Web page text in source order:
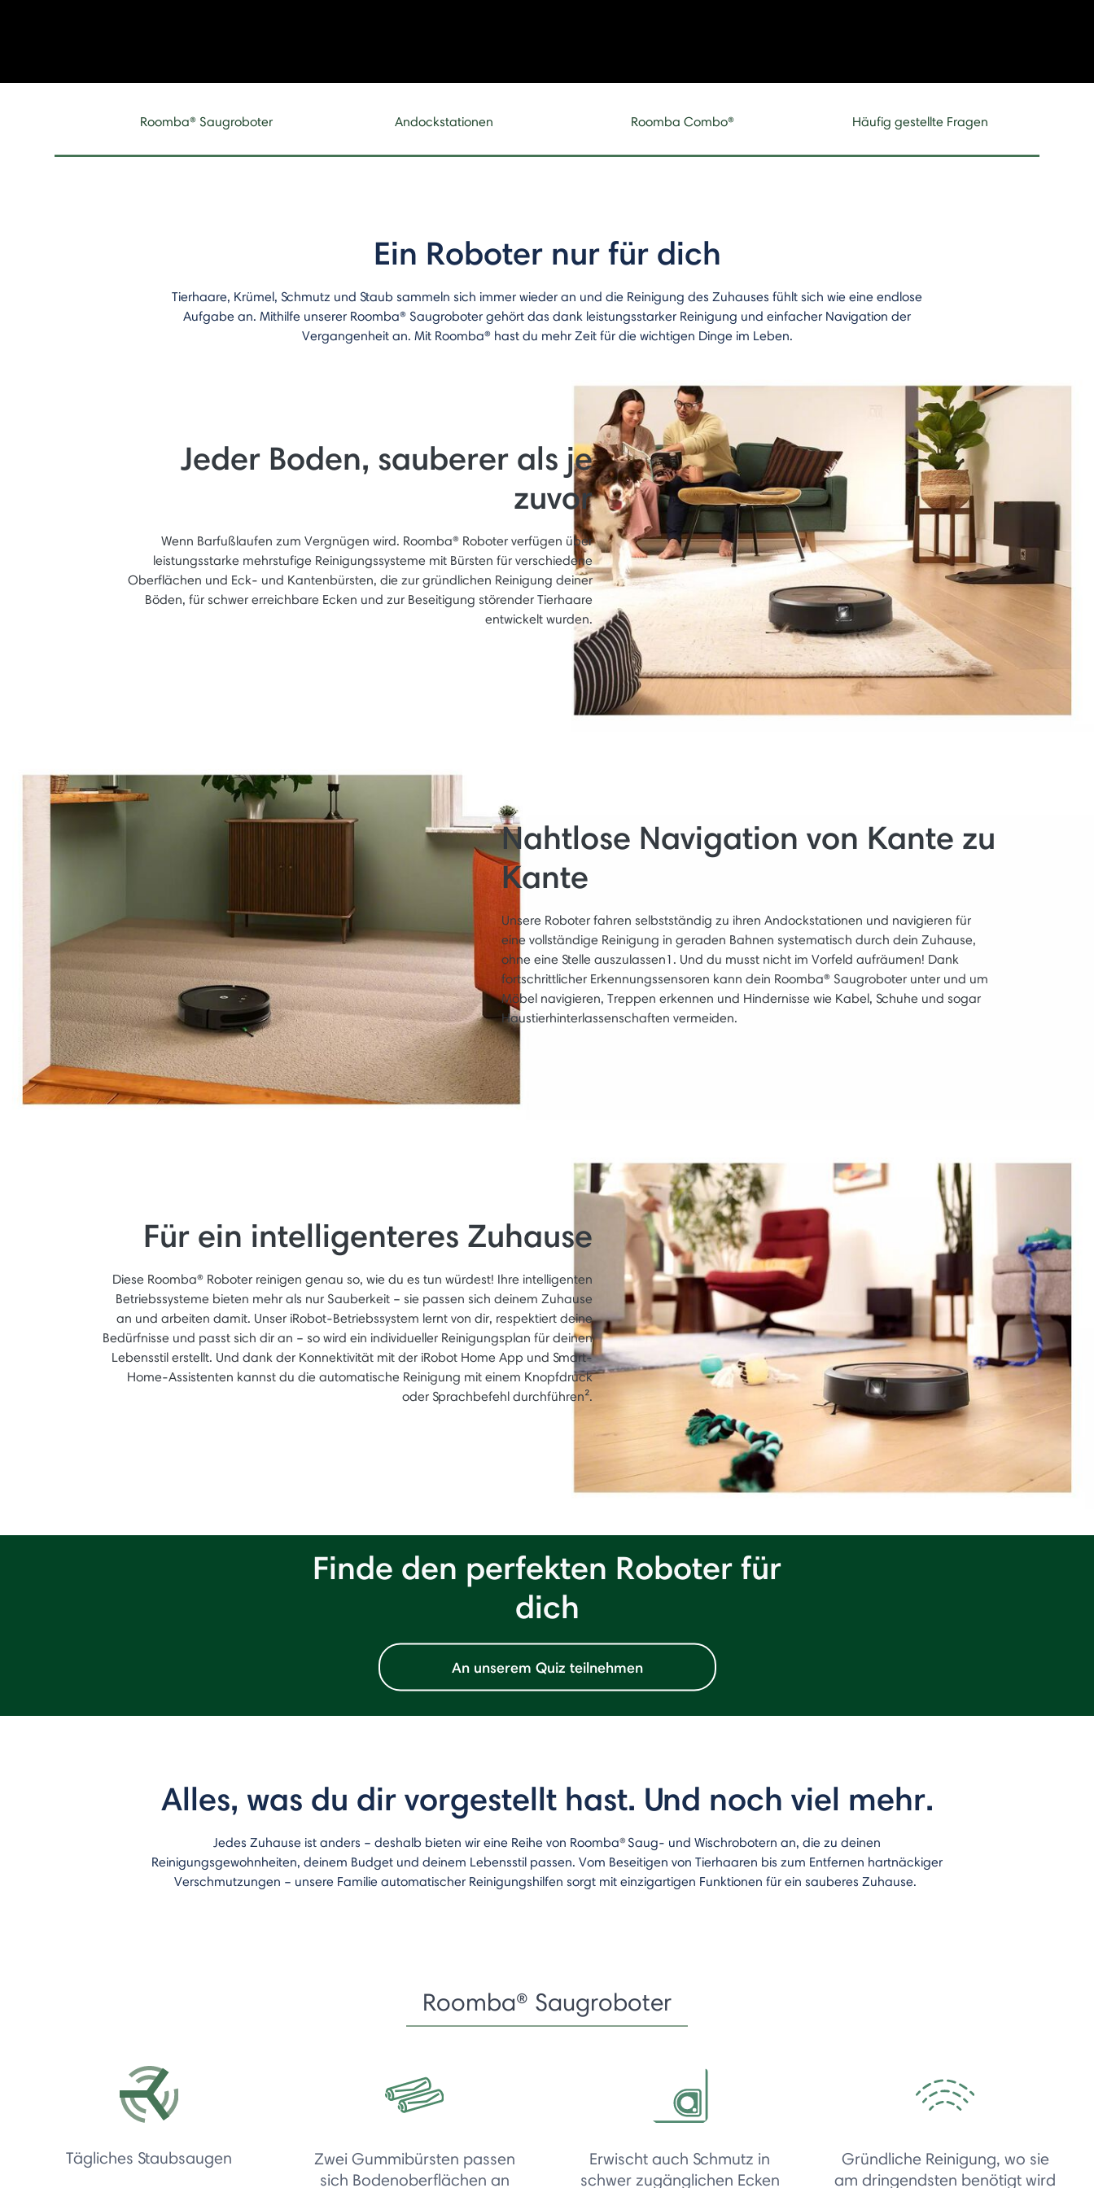
Roomba® Saugroboter Andockstationen Roomba Combo® Häufig gestellte Fragen
Ein Roboter nur für dich
Tierhaare, Krümel, Schmutz und Staub sammeln sich immer wieder an und die Reinigung des Zuhauses fühlt sich wie eine endlose
Aufgabe an.​ Mithilfe unserer Roomba® Saugroboter gehört das dank leistungsstarker Reinigung und einfacher Navigation der
Vergangenheit an. Mit Roomba® hast du mehr Zeit für die wichtigen Dinge im Leben.
Jeder Boden, sauberer als je
zuvor
Wenn Barfußlaufen zum Vergnügen wird. Roomba® Roboter verfügen über
leistungsstarke mehrstufige Reinigungssysteme mit Bürsten für verschiedene
Oberflächen und Eck- und Kantenbürsten, die zur gründlichen Reinigung deiner
Böden, für schwer erreichbare Ecken und zur Beseitigung störender Tierhaare
entwickelt wurden.
Nahtlose Navigation von Kante zu
Kante
Unsere Roboter fahren selbstständig zu ihren Andockstationen und navigieren für
eine vollständige Reinigung in geraden Bahnen systematisch durch dein Zuhause,
ohne eine Stelle auszulassen1. Und du musst nicht im Vorfeld aufräumen! Dank
fortschrittlicher Erkennungssensoren kann dein Roomba® Saugroboter unter und um
Möbel navigieren, Treppen erkennen und Hindernisse wie Kabel, Schuhe und sogar
Haustierhinterlassenschaften vermeiden.
Für ein intelligenteres Zuhause
Diese Roomba® Roboter reinigen genau so, wie du es tun würdest! Ihre intelligenten
Betriebssysteme bieten mehr als nur Sauberkeit – sie passen sich deinem Zuhause
an und arbeiten damit. Unser iRobot-Betriebssystem lernt von dir, respektiert deine
Bedürfnisse und passt sich dir an – so wird ein individueller Reinigungsplan für deinen
Lebensstil erstellt. Und dank der Konnektivität mit der iRobot Home App und Smart-
Home-Assistenten kannst du die automatische Reinigung mit einem Knopfdruck
oder Sprachbefehl durchführen².
Finde den perfekten Roboter für
dich
An unserem Quiz teilnehmen
Alles, was du dir vorgestellt hast. Und noch viel mehr.
Jedes Zuhause ist anders – deshalb bieten wir eine Reihe von Roomba®Saug- und Wischrobotern an, die zu deinen
Reinigungsgewohnheiten, deinem Budget und deinem Lebensstil passen. Vom Beseitigen von Tierhaaren bis zum Entfernen hartnäckiger
Verschmutzungen – unsere Familie automatischer Reinigungshilfen sorgt mit einzigartigen Funktionen für ein sauberes Zuhause.
Roomba® Saugroboter
Tägliches Staubsaugen
Zwei Gummibürsten passen
sich Bodenoberflächen an
Erwischt auch Schmutz in
schwer zugänglichen Ecken
Gründliche Reinigung, wo sie
am dringendsten benötigt wird